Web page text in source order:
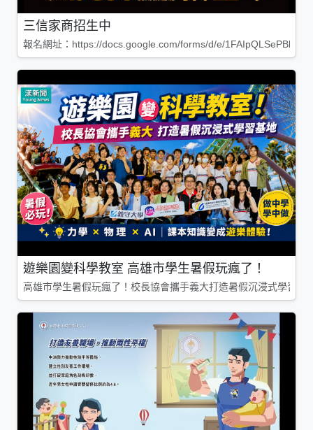
三信家商招生中
報名網址：https://docs.google.com/forms/d/e/
遊樂園變科學教室 高雄市學生暑假玩瘋了！
高雄市學生暑假玩瘋了！校長協會攜手義大打造暑假沉浸式學習基